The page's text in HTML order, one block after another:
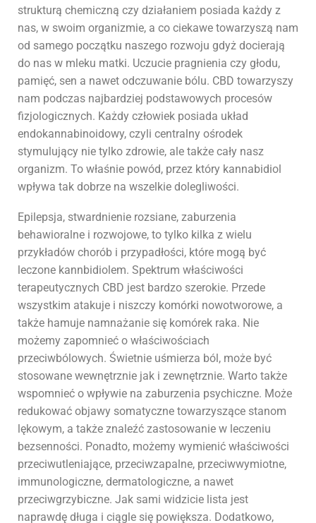
strukturą chemiczną czy działaniem posiada każdy z
nas, w swoim organizmie, a co ciekawe towarzyszą nam
od samego początku naszego rozwoju gdyż docierają
do nas w mleku matki. Uczucie pragnienia czy głodu,
pamięć, sen a nawet odczuwanie bólu. CBD towarzyszy
nam podczas najbardziej podstawowych procesów
fizjologicznych. Każdy człowiek posiada układ
endokannabinoidowy, czyli centralny ośrodek
stymulujący nie tylko zdrowie, ale także cały nasz
organizm. To właśnie powód, przez który kannabidiol
wpływa tak dobrze na wszelkie dolegliwości.
Epilepsja, stwardnienie rozsiane, zaburzenia
behawioralne i rozwojowe, to tylko kilka z wielu
przykładów chorób i przypadłości, które mogą być
leczone kannbidiolem. Spektrum właściwości
terapeutycznych CBD jest bardzo szerokie. Przede
wszystkim atakuje i niszczy komórki nowotworowe, a
także hamuje namnażanie się komórek raka. Nie
możemy zapomnieć o właściwościach
przeciwbólowych. Świetnie uśmierza ból, może być
stosowane wewnętrznie jak i zewnętrznie. Warto także
wspomnieć o wpływie na zaburzenia psychiczne. Może
redukować objawy somatyczne towarzyszące stanom
lękowym, a także znaleźć zastosowanie w leczeniu
bezsenności. Ponadto, możemy wymienić właściwości
przeciwutleniające, przeciwzapalne, przeciwwymiotne,
immunologiczne, dermatologiczne, a nawet
przeciwgrzybiczne. Jak sami widzicie lista jest
naprawdę długa i ciągle się powiększa. Dodatkowo,